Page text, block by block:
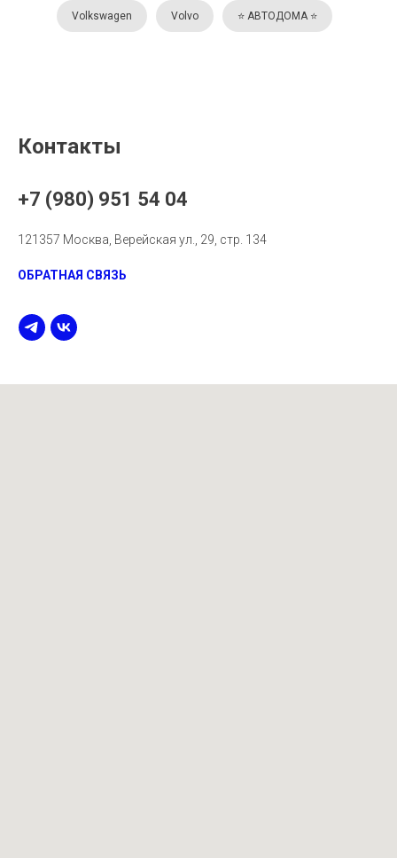
Volkswagen Volvo ⭐️ АВТОДОМА ⭐️
Контакты
+7 (980) 951 54 04
121357 Москва, Верейская ул., 29, стр. 134
ОБРАТНАЯ СВЯЗЬ